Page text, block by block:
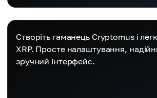
Створіть гаманець Cryptomus і
XRP. Просте налаштування,
зручний інтерфейс.